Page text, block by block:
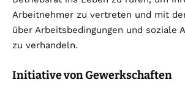
Arbeitnehmer zu vertreten und mit
über Arbeitsbedingungen und soziale
zu verhandeln.
Initiative von Gewerkschaften